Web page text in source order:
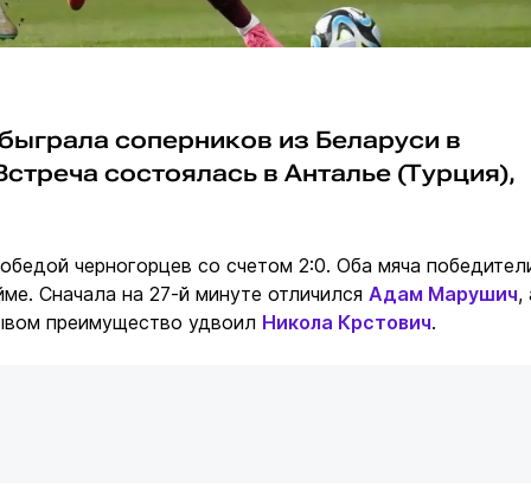
соперников из Беларуси в
состоялась в Анталье (Турция),
черногорцев со счетом 2:0. Оба мяча
Сначала на 27-й минуте отличился Адам Марушич,
преимущество удвоил Никола Крстович.